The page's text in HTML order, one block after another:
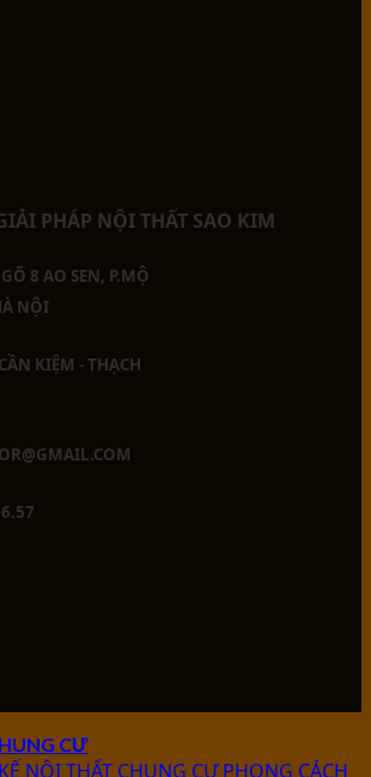
PHÁP NỘI THẤT SAO KIM
8 AO SEN, P.MỘ
NỘI
KIỆM - THẠCH
CƯ
NỘI THẤT CHUNG CƯ PHONG CÁCH